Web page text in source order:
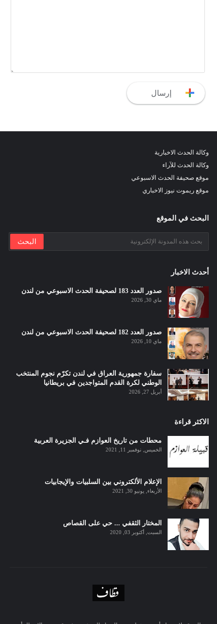
وكالة الحدث الاخبارية
وكالة الحدث للآراء
موقع صحيفة الحدث الاسبوعي
موقع ريموت نيوز الاخباري
البحث في الموقع
أحدث الاخبار
صدور العدد 183 لصحيفة الحدث الاسبوعي من لندن
ماي 30, 2026
صدور العدد 182 لصحيفة الحدث الاسبوعي من لندن
ماي 10, 2026
سفارة جمهورية العراق في لندن تكرّم نجوم المنتخب
الوطني لكرة القدم المتواجدين في بريطانيا
أبريل 27, 2026
الاكثر قراءة
محطات من تاريخ العوازم فـي الجزيرة العربية
الخميس, نوفمبر 11, 2021
الإعلام الألكتروني بين السلبيات والإيجابيات
الأربعاء, يونيو 30, 2021
المختار الثقفي ... حي على القصاص
السبت, أكتوبر 03, 2020